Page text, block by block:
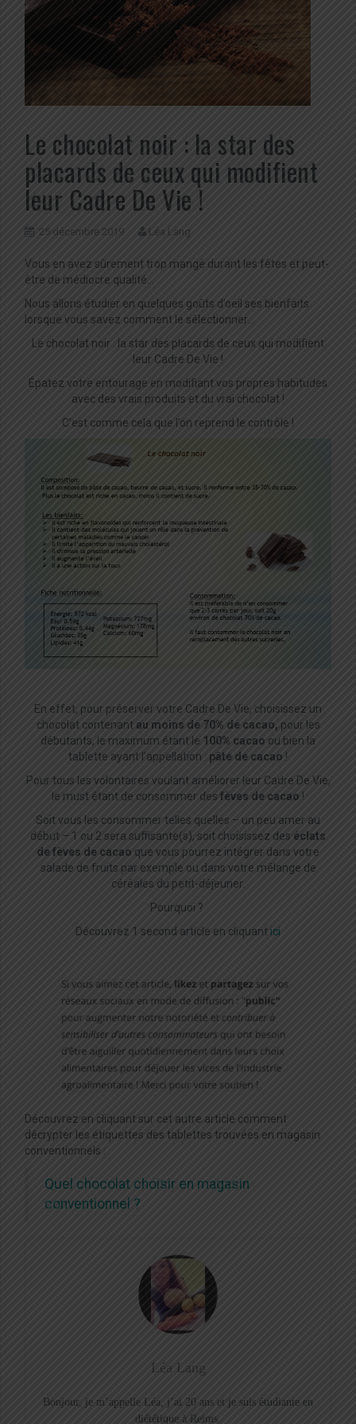
Le chocolat noir : la star des
placards de ceux qui modifient
leur Cadre De Vie !
25 décembre 2019 Léa Lang
Vous en avez sûrement trop mangé durant les fêtes et peut-
être de médiocre qualité…
Nous allons étudier en quelques goûts d’oeil ses bienfaits
lorsque vous savez comment le sélectionner…
Le chocolat noir : la star des placards de ceux qui modifient
leur Cadre De Vie !
Épatez votre entourage en modifiant vos propres habitudes
avec des vrais produits et du vrai chocolat !
C’est comme cela que l’on reprend le contrôle !
En effet, pour préserver votre Cadre De Vie, choisissez un
chocolat contenantau moins de 70% de cacao, pour les
débutants, le maximum étant le 100% cacao ou bien la
tablette ayant l’appellation : pâte de cacao !
Pour tous les volontaires voulant améliorer leur Cadre De Vie,
le must étant de consommer des fèves de cacao !
Soit vous les consommer telles quelles – un peu amer au
début – 1 ou 2 sera suffisante(s), soit choisissez des éclats
de fèves de cacao que vous pourrez intégrer dans votre
salade de fruits par exemple ou dans votre mélange de
céréales du petit-déjeuner.
Pourquoi ?
Découvrez 1 second article en cliquant ici
Découvrez en cliquant sur cet autre article comment
décrypter les étiquettes des tablettes trouvées en magasin
conventionnels :
Quel chocolat choisir en magasin
conventionnel ?
Léa Lang
Bonjour, je m’appelle Léa, j’ai 20 ans et je suis étudiante en
diététique à Reims.